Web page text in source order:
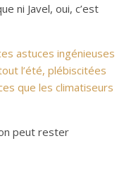
ni Javel, oui, c’est
astuces ingénieuses
l’été, plébiscitées
que les climatiseurs
peut rester